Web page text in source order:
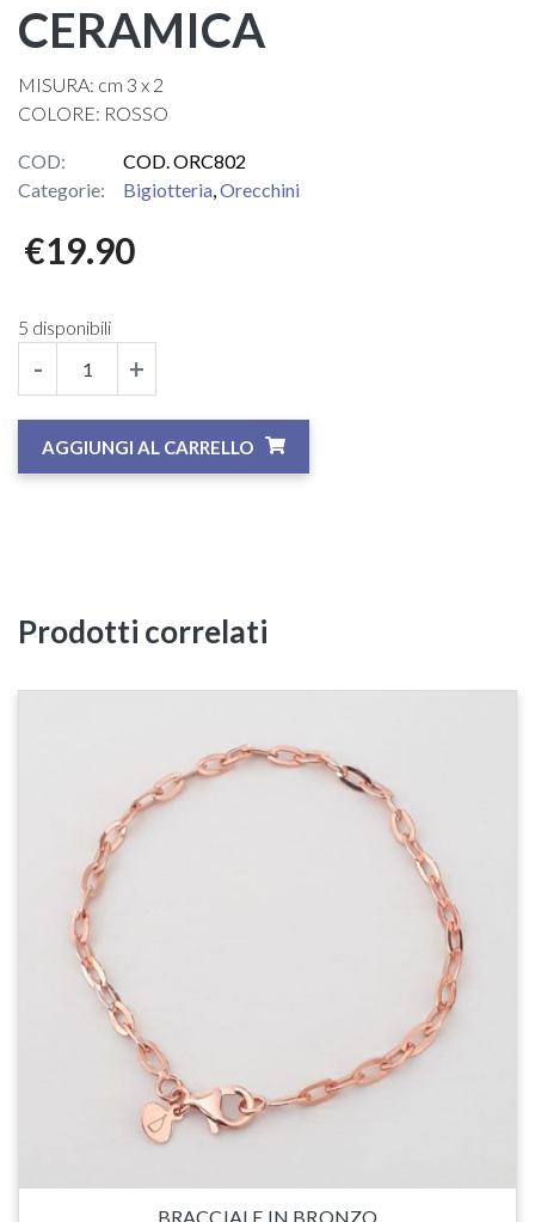
CERAMICA
MISURA: cm 3 x 2
COLORE: ROSSO
COD:
COD. ORC802
Categorie:
Bigiotteria,Orecchini
€19.90
5 disponibili
- +
AGGIUNGI AL CARRELLO
Prodotti correlati
BRACCIALE IN BRONZO